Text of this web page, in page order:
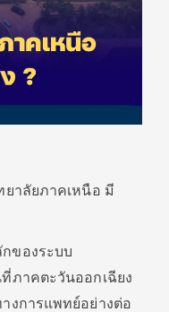
ยาลัยภาคเหนือ มี
ของระบบ
ภาคตะวันออกเฉียง
งการแพทย์อย่างต่อ